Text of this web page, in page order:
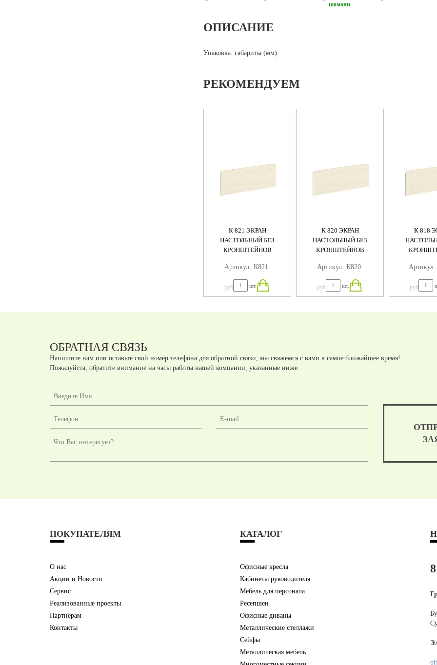
шамони
ОПИСАНИЕ
Упаковка: габариты (мм):
РЕКОМЕНДУЕМ
К 821 ЭКРАН
НАСТОЛЬНЫЙ БЕЗ
КРОНШТЕЙНОВ
Артикул: К821
руб шт.
К 820 ЭКРАН
НАСТОЛЬНЫЙ БЕЗ
КРОНШТЕЙНОВ
Артикул: К820
руб шт.
К 818
Артикул:
руб
ОБРАТНАЯ СВЯЗЬ
Напишите нам или оставьте свой номер телефона для обратной связи, мы свяжемся с вами в самое ближайшее время!
Пожалуйста, обратите внимание на часы работы нашей компании, указанные ниже.
ПОКУПАТЕЛЯМ
О нас
Акции и Новости
Сервис
Реализованные проекты
Партнёрам
Контакты
КАТАЛОГ
Офисные кресла
Кабинеты руководителя
Мебель для персонала
Ресепшен
Офисные диваны
Металлические стеллажи
Сейфы
Металлическая мебель